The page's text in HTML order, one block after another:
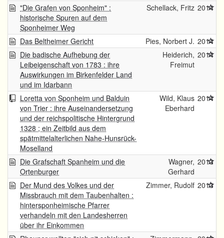
"Die Grafen von Sponheim" :
historische Spuren auf dem
Sponheimer Weg
Schellack, Fritz 2014
Das Beltheimer Gericht Pies, Norbert J. 2014
Die badische Aufhebung der
Leibeigenschaft von 1783 : ihre
Auswirkungen im Birkenfelder Land
und im Idarbann
Heiderich,
Freimut
2014
Loretta von Sponheim und Balduin
von Trier : ihre Auseinandersetzung
und der reichspolitische Hintergrund
1328 ; ein Zeitbild aus dem
spätmittelalterlichen Nahe-Hunsrück-
Moselland
Wild, Klaus
Eberhard
2014
Die Grafschaft Spanheim und die
Ortenburger
Wagner,
Gerhard
2013
Der Mund des Volkes und der
Missbrauch mit dem Taubenhalten :
hintersponheimische Pfarrer
verhandeln mit den Landesherren
über ihr Einkommen
Zimmer, Rudolf 2013